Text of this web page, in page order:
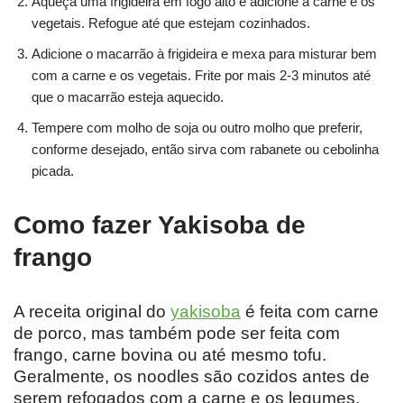
vegetais. Refogue até que estejam cozinhados.
Adicione o macarrão à frigideira e mexa para misturar bem
com a carne e os vegetais. Frite por mais 2-3 minutos até
que o macarrão esteja aquecido.
Tempere com molho de soja ou outro molho que preferir,
conforme desejado, então sirva com rabanete ou cebolinha
picada.
Como fazer Yakisoba de
frango
A receita original do yakisoba é feita com carne
de porco, mas também pode ser feita com
frango, carne bovina ou até mesmo tofu.
Geralmente, os noodles são cozidos antes de
serem refogados com a carne e os legumes.